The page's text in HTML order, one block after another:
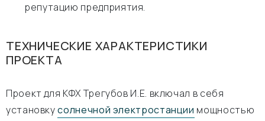
репутацию предприятия.
ТЕХНИЧЕСКИЕ ХАРАКТЕРИСТИКИ
ПРОЕКТА
Проект для КФХ Трегубов И.Е. включал в себя
установкусолнечной электростанции мощностью